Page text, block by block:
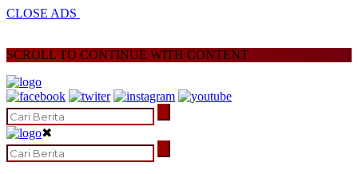
CLOSE ADS
SCROLL TO CONTINUE WITH CONTENT
✖